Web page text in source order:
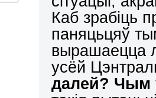
Каб зрабіць
паняцьцяў
вырашаецца
усёй
далей? Чым